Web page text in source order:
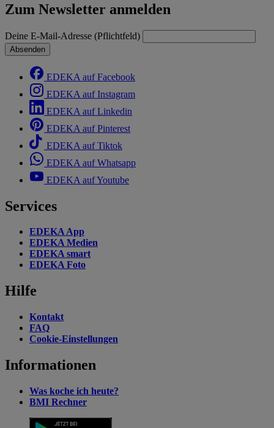
Zum Newsletter anmelden
Deine E-Mail-Adresse (Pflichtfeld)
Absenden
EDEKA auf Facebook
EDEKA auf Instagram
EDEKA auf Linkedin
EDEKA auf Pinterest
EDEKA auf Tiktok
EDEKA auf Whatsapp
EDEKA auf Youtube
Services
EDEKA App
EDEKA Medien
EDEKA smart
EDEKA Foto
Hilfe
Kontakt
FAQ
Cookie-Einstellungen
Informationen
Was koche ich heute?
BMI Rechner